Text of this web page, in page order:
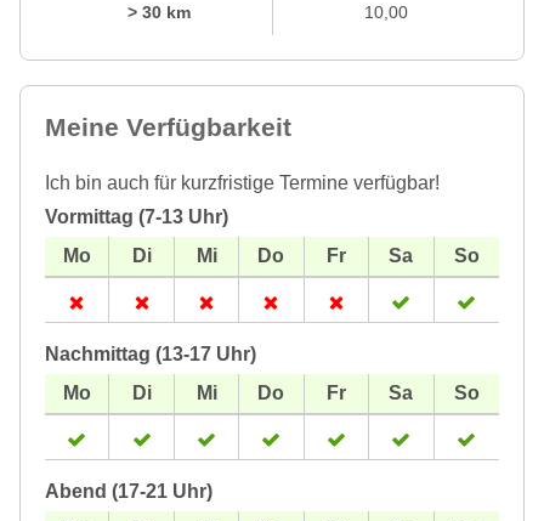
> 30 km 10,00
Meine Verfügbarkeit
Ich bin auch für kurzfristige Termine verfügbar!
Vormittag (7-13 Uhr)
Nachmittag (13-17 Uhr)
Abend (17-21 Uhr)